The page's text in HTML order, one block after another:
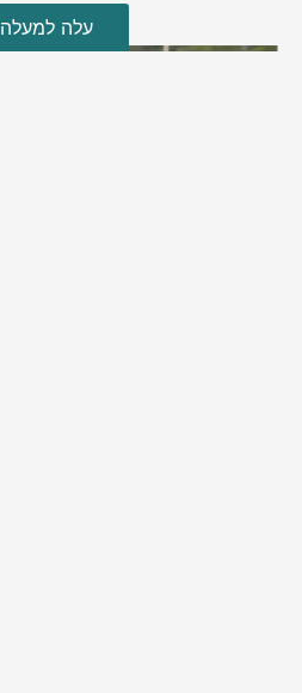
עלה למעלה